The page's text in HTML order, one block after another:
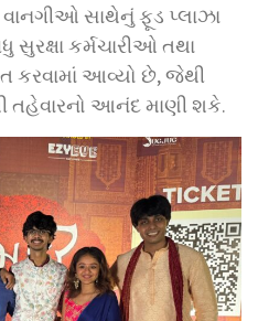
વાનગીઓ સાથેનું ફૂડ પ્લાઝા
સુરક્ષા કર્મચારીઓ તથા
કરવામાં આવ્યો છે, જેથી
તહેવારનો આનંદ માણી શકે.